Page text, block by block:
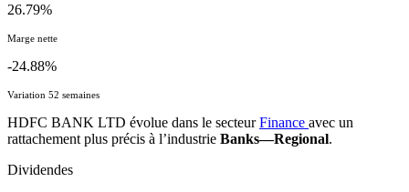
26.79%
Marge nette
-24.88%
Variation 52 semaines
HDFC BANK LTD évolue dans le secteurFinance avec un
rattachement plus précis à l’industrie Banks—Regional.
Dividendes